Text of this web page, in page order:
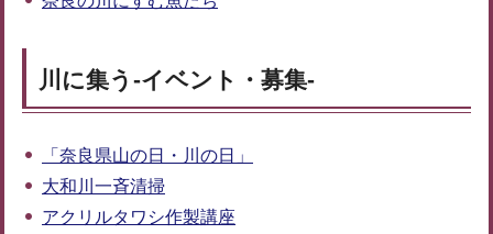
川に集う-イベント・募集-
「奈良県山の日・川の日」
大和川一斉清掃
アクリルタワシ作製講座